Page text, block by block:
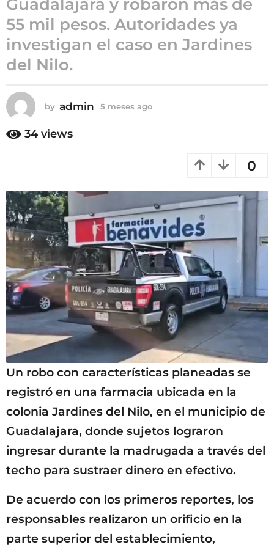
5
m
e
e
a
g
o
Guadalajara y robaron más de
55 mil pesos. Autoridades ya
investigan el caso en Jardines
del Nilo.
by admin 5 meses ago
34 views
0
Un robo con características planeadas se
registró en una farmacia ubicada en la
colonia Jardines del Nilo, en el municipio de
Guadalajara, donde sujetos lograron
ingresar durante la madrugada a través del
techo para sustraer dinero en efectivo.
De acuerdo con los primeros reportes, los
responsables realizaron un orificio en la
parte superior del establecimiento,